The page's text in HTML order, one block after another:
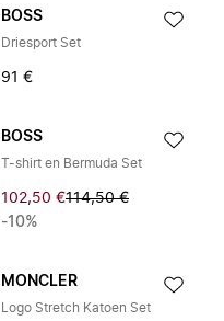
BOSS
Driesport Set
91 €
BOSS
T-shirt en Bermuda Set
102,50 €114,50 €
-10%
MONCLER
Logo Stretch Katoen Set